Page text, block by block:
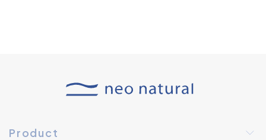
Product